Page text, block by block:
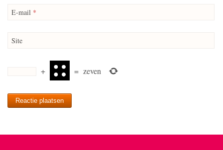
E-mail *
Site
+ = zeven